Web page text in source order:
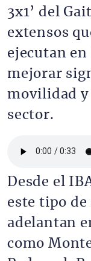
3x1’ del
extensos
ejecutan
mejorar
movilidad y
sector.
Desde el
este tipo
adelantan
como